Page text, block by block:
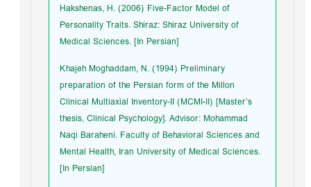
Hakshenas, H. (2006) Five-Factor Model of
Personality Traits. Shiraz: Shiraz University of
Medical Sciences. [In Persian]
Khajeh Moghaddam, N. (1994) Preliminary
preparation of the Persian form of the Millon
Clinical Multiaxial Inventory-II (MCMI-II) [Master’s
thesis, Clinical Psychology]. Advisor: Mohammad
Naqi Baraheni. Faculty of Behavioral Sciences and
Mental Health, Iran University of Medical Sciences.
[In Persian]